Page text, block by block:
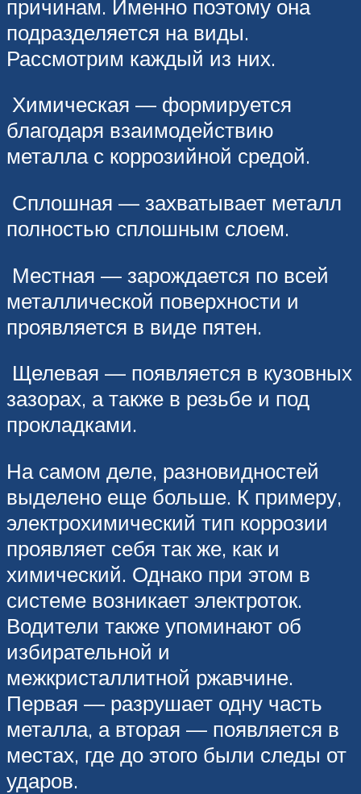
причинам. Именно поэтому она
подразделяется на виды.
Рассмотрим каждый из них.
Химическая — формируется
благодаря взаимодействию
металла с коррозийной средой.
Сплошная — захватывает металл
полностью сплошным слоем.
Местная — зарождается по всей
металлической поверхности и
проявляется в виде пятен.
Щелевая — появляется в кузовных
зазорах, а также в резьбе и под
прокладками.
На самом деле, разновидностей
выделено еще больше. К примеру,
электрохимический тип коррозии
проявляет себя так же, как и
химический. Однако при этом в
системе возникает электроток.
Водители также упоминают об
избирательной и
межкристаллитной ржавчине.
Первая — разрушает одну часть
металла, а вторая — появляется в
местах, где до этого были следы от
ударов.